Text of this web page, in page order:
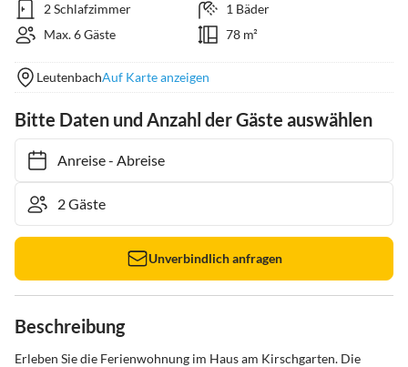
2 Schlafzimmer
1 Bäder
Max. 6 Gäste
78 m²
LeutenbachAuf Karte anzeigen
Bitte Daten und Anzahl der Gäste auswählen
Anreise- Abreise
Unverbindlich anfragen
Beschreibung
Erleben Sie die Ferienwohnung im Haus am Kirschgarten. Die